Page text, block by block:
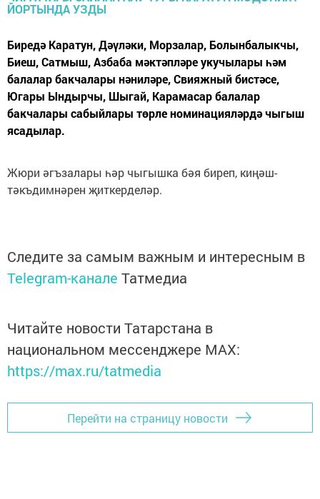
Биредә Каратун, Дәүләки, Морзалар, Болынбалыкчы,
Биеш, Сатмыш, Азбаба мәктәпләре укучылары һәм
балалар бакчалары нәниләре, Свияжный бистәсе,
Югары Ындырчы, Шыгай, Карамасар балалар
бакчалары сабыйлары төрле номинацияләрдә чыгыш
ясадылар.
Жюри әгъзалары һәр чыгышка бәя биреп, киңәш-
тәкъдимнәрен җиткерделәр.
Следите за самым важным и интересным в
Telegram-канале Татмедиа
Читайте новости Татарстана в
национальном мессенджере MАХ:
https://max.ru/tatmedia
Перейти на страницу новости